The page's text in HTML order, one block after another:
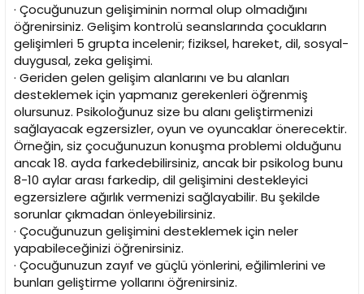
· Çocuğunuzun gelişiminin normal olup olmadığını
öğrenirsiniz. Gelişim kontrolü seanslarında çocukların
gelişimleri 5 grupta incelenir; fiziksel, hareket, dil, sosyal-
duygusal, zeka gelişimi.
· Geriden gelen gelişim alanlarını ve bu alanları
desteklemek için yapmanız gerekenleri öğrenmiş
olursunuz. Psikoloğunuz size bu alanı geliştirmenizi
sağlayacak egzersizler, oyun ve oyuncaklar önerecektir.
Örneğin, siz çocuğunuzun konuşma problemi olduğunu
ancak 18. ayda farkedebilirsiniz, ancak bir psikolog bunu
8-10 aylar arası farkedip, dil gelişimini destekleyici
egzersizlere ağırlık vermenizi sağlayabilir. Bu şekilde
sorunlar çıkmadan önleyebilirsiniz.
· Çocuğunuzun gelişimini desteklemek için neler
yapabileceğinizi öğrenirsiniz.
· Çocuğunuzun zayıf ve güçlü yönlerini, eğilimlerini ve
bunları geliştirme yollarını öğrenirsiniz.